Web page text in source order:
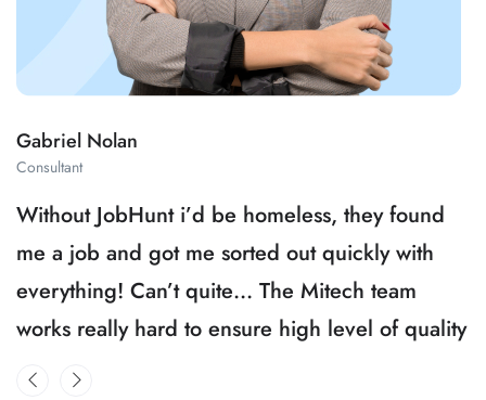
Gabriel Nolan
Consultant
Without JobHunt i’d be homeless, they found
me a job and got me sorted out quickly with
everything! Can’t quite… The Mitech team
works really hard to ensure high level of quality